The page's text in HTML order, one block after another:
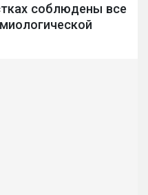
соблюдены все